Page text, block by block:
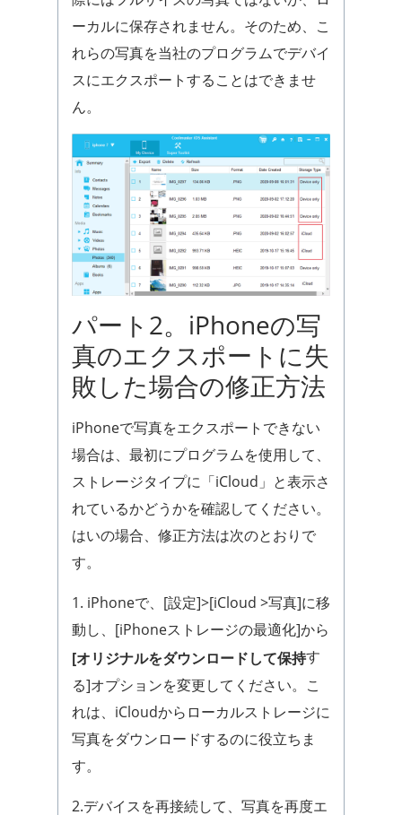
ーカルに保存されません。そのため、こ
れらの写真を当社のプログラムでデバイ
スにエクスポートすることはできませ
ん。
パート2。iPhoneの写
真のエクスポートに失
敗した場合の修正方法
iPhoneで写真をエクスポートできない
場合は、最初にプログラムを使用して、
ストレージタイプに「iCloud」と表示さ
れているかどうかを確認してください。
はいの場合、修正方法は次のとおりで
す。
1. iPhoneで、[設定]>[iCloud >写真]に移
動し、[iPhoneストレージの最適化]から
[オリジナルをダウンロードして保持す
る]オプションを変更してください。こ
れは、iCloudからローカルストレージに
写真をダウンロードするのに役立ちま
す。
2.デバイスを再接続して、写真を再度エ